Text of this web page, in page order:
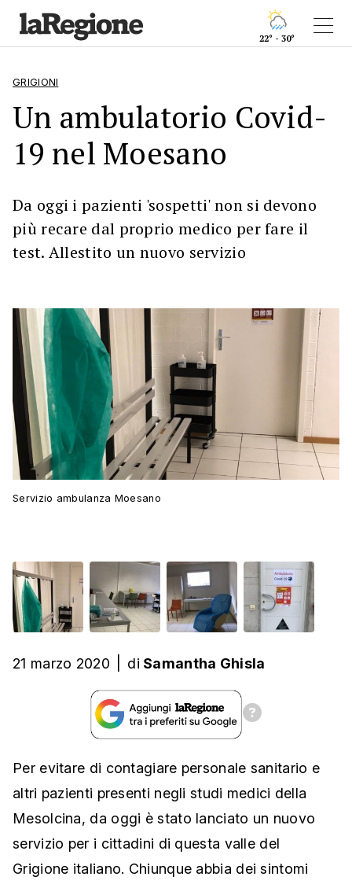
22° - 30°
GRIGIONI
Un ambulatorio Covid-
19 nel Moesano
Da oggi i pazienti 'sospetti' non si devono
più recare dal proprio medico per fare il
test. Allestito un nuovo servizio
Servizio ambulanza Moesano
21 marzo 2020 di Samantha Ghisla
Per evitare di contagiare personale sanitario e
altri pazienti presenti negli studi medici della
Mesolcina, da oggi è stato lanciato un nuovo
servizio per i cittadini di questa valle del
Grigione italiano. Chiunque abbia dei sintomi